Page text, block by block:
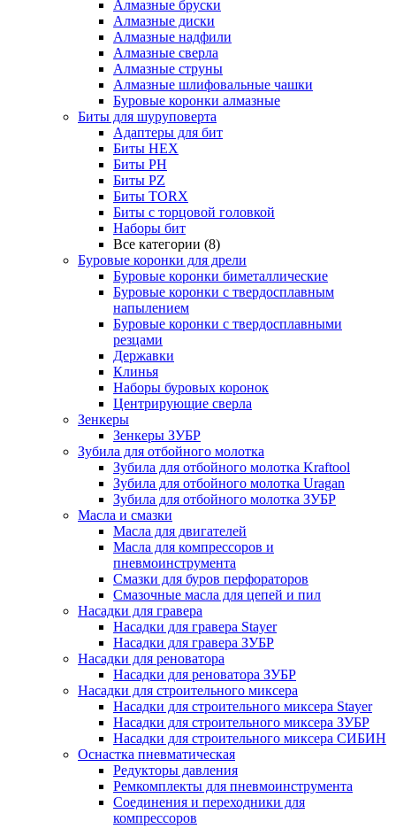
Алмазные бруски
Алмазные диски
Алмазные надфили
Алмазные сверла
Алмазные струны
Алмазные шлифовальные чашки
Буровые коронки алмазные
Биты для шуруповерта
Адаптеры для бит
Биты HEX
Биты PH
Биты PZ
Биты TORX
Биты с торцовой головкой
Наборы бит
Все категории (8)
Буровые коронки для дрели
Буровые коронки биметаллические
Буровые коронки с твердосплавным
напылением
Буровые коронки с твердосплавными
резцами
Державки
Клинья
Наборы буровых коронок
Центрирующие сверла
Зенкеры
Зенкеры ЗУБР
Зубила для отбойного молотка
Зубила для отбойного молотка Kraftool
Зубила для отбойного молотка Uragan
Зубила для отбойного молотка ЗУБР
Масла и смазки
Масла для двигателей
Масла для компрессоров и
пневмоинструмента
Смазки для буров перфораторов
Смазочные масла для цепей и пил
Насадки для гравера
Насадки для гравера Stayer
Насадки для гравера ЗУБР
Насадки для реноватора
Насадки для реноватора ЗУБР
Насадки для строительного миксера
Насадки для строительного миксера Stayer
Насадки для строительного миксера ЗУБР
Насадки для строительного миксера СИБИН
Оснастка пневматическая
Редукторы давления
Ремкомплекты для пневмоинструмента
Соединения и переходники для
компрессоров